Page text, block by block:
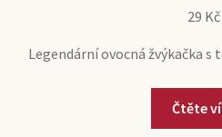
29 Kč
Legendární ovocná žvýkačka s
Čtěte